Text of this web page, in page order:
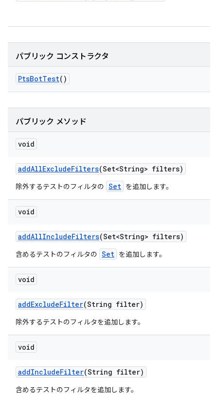
パブリック コンストラクタ
PtsBotTest()
パブリック メソッド
void
addAllExcludeFilters(Set<String> filters)
除外するテストのフィルタの Set を追加します。
void
addAllIncludeFilters(Set<String> filters)
含めるテストのフィルタの Set を追加します。
void
addExcludeFilter(String filter)
除外するテストのフィルタを追加します。
void
addIncludeFilter(String filter)
含めるテストのフィルタを追加します。